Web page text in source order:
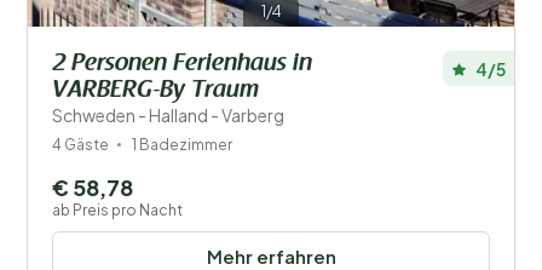
1/4
2 Personen Ferienhaus in
VARBERG-By Traum
Schweden - Halland - Varberg
4/5
4 Gäste 1 Badezimmer
Mehr erfahren
€ 58,78
ab Preis pro Nacht